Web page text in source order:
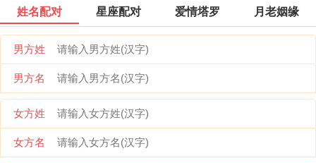
安享迩给的痛 | 拉扯迩赐的伤
ゞ红颜为君卸红妆ノ | ゞ君请红颜等沧桑ノ
最温暖的伴gg | 最心疼的人mm
夕阳西下葬爱 | 黄昏半晓拾忆
瞬指零落秋叶 | 聆听哀世尘俗
姓名配对 星座配对 爱情塔罗 月老姻缘
男方姓
男方名
女方姓
女方名